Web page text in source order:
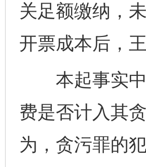
关足额缴纳，
开票成本后，
本起事实中
费是否计入其
为，贪污罪的